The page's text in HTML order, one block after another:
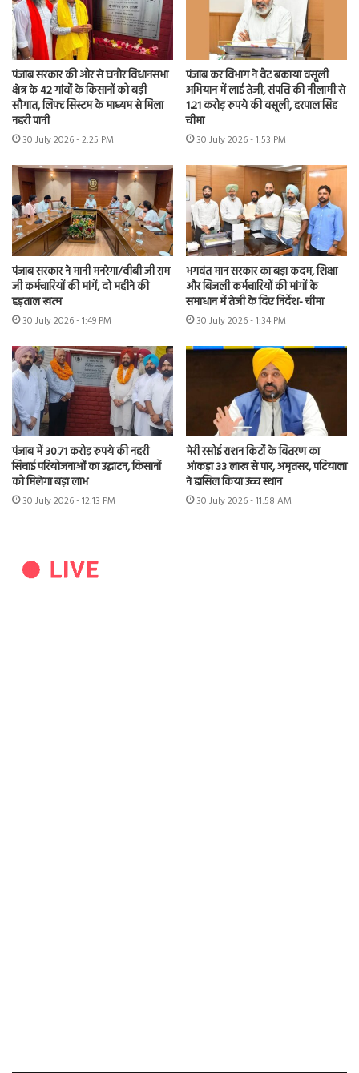
पंजाब सरकार की ओर से घनौर विधानसभा
क्षेत्र के 42 गांवों के किसानों को बड़ी
सौगात, लिफ्ट सिस्टम के माध्यम से मिला
नहरी पानी
30 July 2026 - 2:25 PM
पंजाब कर विभाग ने वैट बकाया वसूली
अभियान में लाई तेजी, संपत्ति की नीलामी से
1.21 करोड़ रुपये की वसूली, हरपाल सिंह
चीमा
30 July 2026 - 1:53 PM
पंजाब सरकार ने मानी मनरेगा/वीबी जी राम
जी कर्मचारियों की मांगें, दो महीने की
हड़ताल खत्म
30 July 2026 - 1:49 PM
भगवंत मान सरकार का बड़ा कदम, शिक्षा
और बिजली कर्मचारियों की मांगों के
समाधान में तेजी के दिए निर्देश- चीमा
30 July 2026 - 1:34 PM
पंजाब में 30.71 करोड़ रुपये की नहरी
सिंचाई परियोजनाओं का उद्घाटन, किसानों
को मिलेगा बड़ा लाभ
30 July 2026 - 12:13 PM
मेरी रसोई राशन किटों के वितरण का
आंकड़ा 33 लाख से पार, अमृतसर, पटियाला
ने हासिल किया उच्च स्थान
30 July 2026 - 11:58 AM